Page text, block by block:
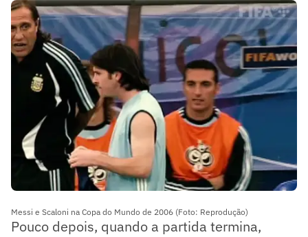
Messi e Scaloni na Copa do Mundo de 2006 (Foto: Reprodução)
Pouco depois, quando a partida termina,